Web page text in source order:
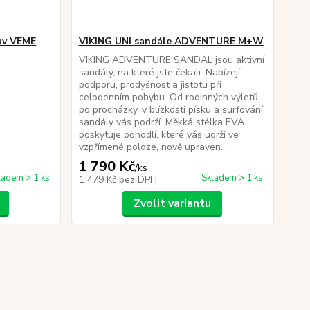
VEME
> 1 ks
VIKING UNI sandále ADVENTURE M+W
VIKING ADVENTURE SANDAL jsou aktivní
sandály, na které jste čekali. Nabízejí
podporu, prodyšnost a jistotu při
celodenním pohybu. Od rodinných výletů
po procházky, v blízkosti písku a surfování,
sandály vás podrží. Měkká stélka EVA
poskytuje pohodlí, které vás udrží ve
vzpřímené poloze, nově upraven...
1 790 Kč/ks
1 479 Kč bez DPH Skladem > 1 ks
Zvolit variantu